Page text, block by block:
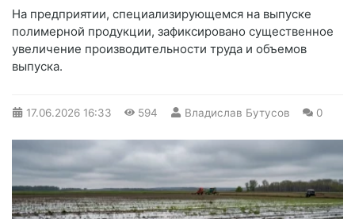
На предприятии, специализирующемся на выпуске
полимерной продукции, зафиксировано существенное
увеличение производительности труда и объемов
выпуска.
17.06.2026 16:33 594 Владислав Бутусов 0